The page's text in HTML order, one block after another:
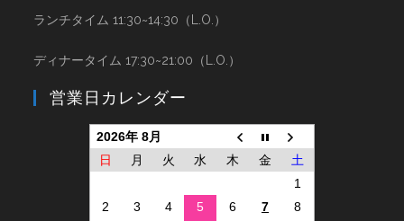
ランチタイム 11:30~14:30（L.O.）
ディナータイム 17:30~21:00（L.O.）
営業日カレンダー
2026年 8月
日
月 火 水 木 金
土
1
2
3 4 5 6 7
8